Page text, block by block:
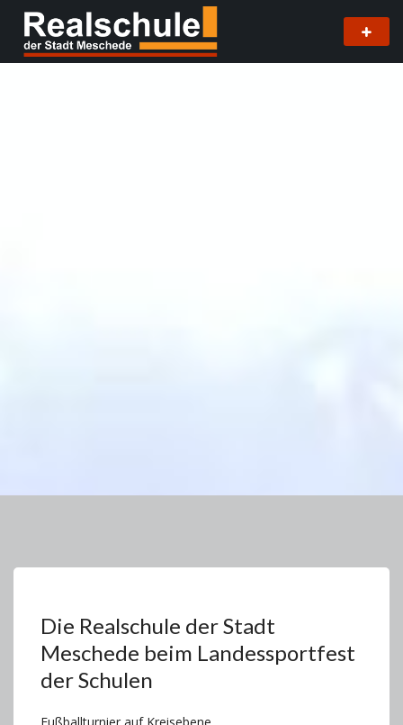
Die Realschule der Stadt
Meschede beim Landessportfest
der Schulen